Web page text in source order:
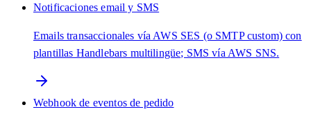
Notificaciones email y SMS
Emails transaccionales vía AWS SES (o SMTP custom) con
plantillas Handlebars multilingüe; SMS vía AWS SNS.
Webhook de eventos de pedido